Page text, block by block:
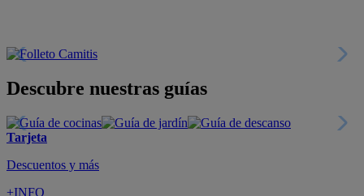
Descubre nuestras guías
Tarjeta
Descuentos y más
+INFO